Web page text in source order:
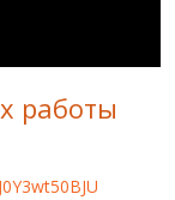
работы